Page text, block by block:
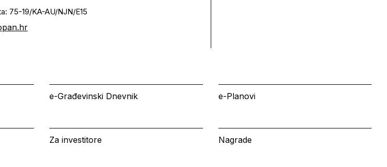
75-19/KA-AU/NJN/E15
e-Građevinski Dnevnik e-Planovi
Za investitore Nagrade